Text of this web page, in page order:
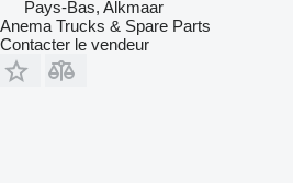
Pays-Bas, Alkmaar
Anema Trucks & Spare Parts
Contacter le vendeur